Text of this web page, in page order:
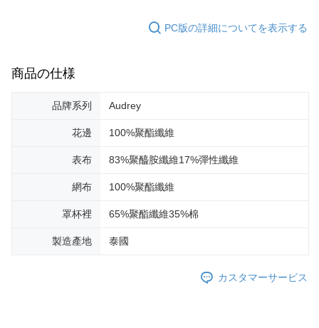
PC版の詳細についてを表示する
商品の仕様
品牌系列 Audrey
花邊 100%聚酯纖維
表布 83%聚醯胺纖維17%彈性纖維
網布 100%聚酯纖維
罩杯裡 65%聚酯纖維35%棉
製造產地 泰國
カスタマーサービス